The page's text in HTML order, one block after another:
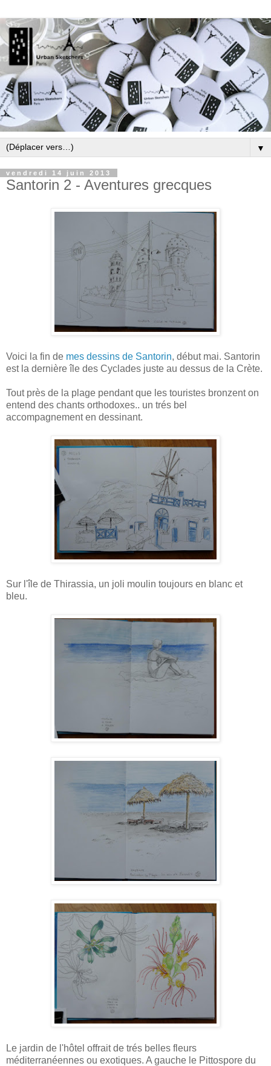
▼
vendredi 14 juin 2013
Santorin 2 - Aventures grecques
Voici la fin de mes dessins de Santorin, début mai. Santorin
est la dernière île des Cyclades juste au dessus de la Crète.
Tout près de la plage pendant que les touristes bronzent on
entend des chants orthodoxes.. un trés bel
accompagnement en dessinant.
Sur l'île de Thirassia, un joli moulin toujours en blanc et
bleu.
Le jardin de l'hôtel offrait de trés belles fleurs
méditerranéennes ou exotiques. A gauche le Pittospore du